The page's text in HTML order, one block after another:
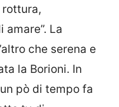
La
che serena e
la Borioni. In
pò di tempo fa